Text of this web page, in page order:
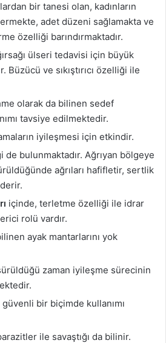
bir tanesi olan, kadınların
adet düzeni sağlamakta ve
özelliği barındırmaktadır.
ülseri tedavisi için büyük
Büzücü ve sıkıştırıcı özelliği ile
olarak da bilinen sedef
tavsiye edilmektedir.
iyileşmesi için etkindir.
de bulunmaktadır. Ağrıyan bölgeye
ağrıları hafifletir, sertlik
içinde, terletme özelliği ile idrar
rolü vardır.
ayak mantarlarını yok
zaman iyileşme sürecinin
güvenli bir biçimde kullanımı
ile savaştığı da bilinir.